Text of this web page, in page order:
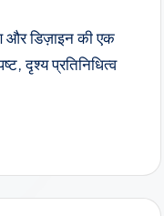
और डिज़ाइन की एक
दृश्य प्रतिनिधित्व